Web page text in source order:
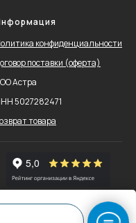
конфиденциальности
поставки (оферта)
Астра
5027282471
товара